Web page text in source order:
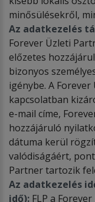
minősülésekről,
Az adatkezelés
Forever Üzleti
előzetes
bizonyos
igénybe. A
kapcsolatban
e-mail címe,
hozzájáruló
dátuma kerül
valódiságáért,
Partner tartozik
Az adatkezelés
idő): FLP a